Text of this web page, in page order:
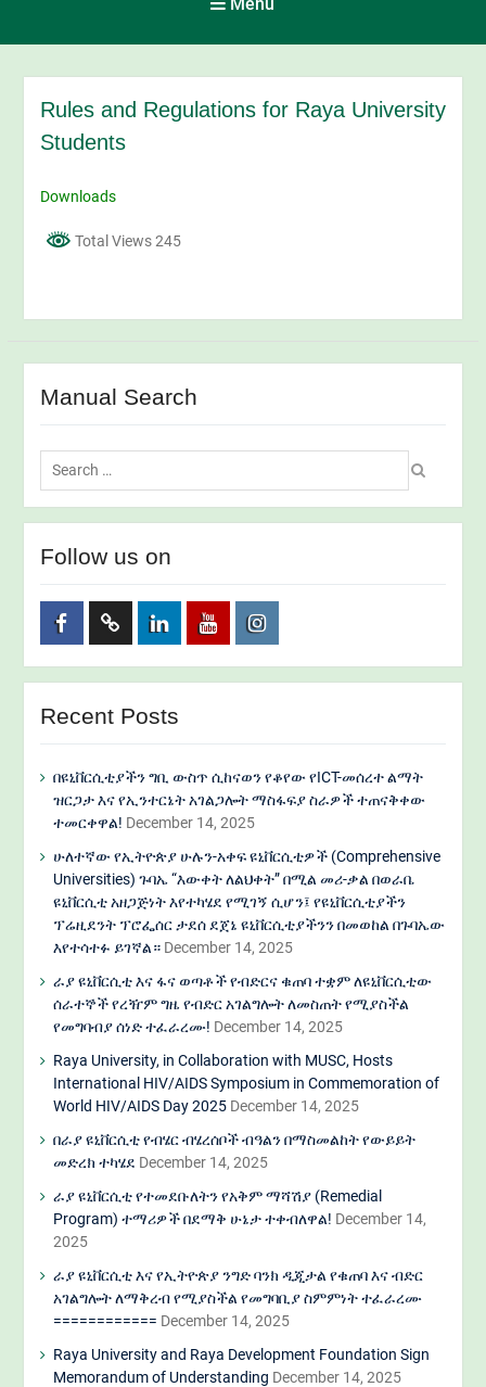
Rules and Regulations for Raya University
Students
Downloads
Total Views 245
Manual Search
Search
for:
Follow us on
Recent Posts
በዩኒቨርሲቲያችን ግቢ ውስጥ ሲከናወን የቆየው የICT-መሰረተ ልማት
ዝርጋታ እና የኢንተርኔት አገልጋሎት ማስፋፍያ ስራዎች ተጠናቅቀው
ተመርቀዋል! December 14, 2025
ሁለተኛው የኢትዮጵያ ሁሉን-አቀፍ ዩኒቨርሲቲዎች (Comprehensive
Universities) ጉባኤ “እውቀት ለልህቀት” በሚል መሪ-ቃል በወራቤ
ዩኒቨርሲቲ አዘጋጅነት እየተካሄደ የሚገኝ ሲሆን፤ የዩኒቨርሲቲያችን
ፕሬዚደንት ፕሮፌሰር ታደሰ ደጀኔ ዩኒቨርሲቲያችንን በመወከል በጉባኤው
እየተሳተፉ ይገኛል። December 14, 2025
ራያ ዩኒቨርሲቲ እና ፋና ወጣቶች የብድርና ቁጠባ ተቋም ለዩኒቨርሲቲው
ሰራተኞች የረዥም ግዜ የብድር አገልግሎት ለመስጠት የሚያስችል
የመግባብያ ሰነድ ተፈራረሙ! December 14, 2025
Raya University, in Collaboration with MUSC, Hosts
International HIV/AIDS Symposium in Commemoration of
World HIV/AIDS Day 2025 December 14, 2025
በራያ ዩኒቨርሲቲ የብሄር ብሄረሰቦች ብዓልን በማስመልከት የውይይት
መድረክ ተካሄደ December 14, 2025
ራያ ዩኒቨርሲቲ የተመደቡለትን የአቅም ማሻሽያ (Remedial
Program) ተማሪዎች በደማቅ ሁኔታ ተቀብለዋል! December 14,
2025
ራያ ዩኒቨርሲቲ እና የኢትዮጵያ ንግድ ባንክ ዲጂታል የቁጠባ እና ብድር
አገልግሎት ለማቅረብ የሚያስችል የመግባቢያ ስምምነት ተፈራረሙ
============ December 14, 2025
Raya University and Raya Development Foundation Sign
Memorandum of Understanding December 14, 2025